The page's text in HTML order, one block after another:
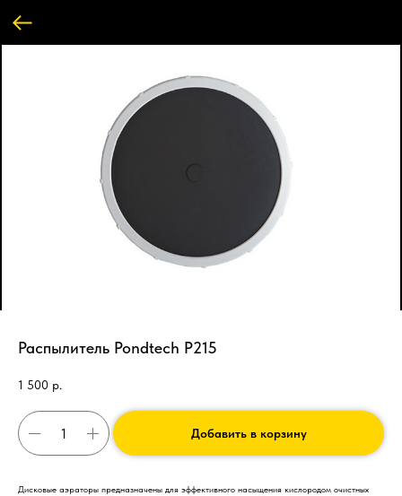
Распылитель Pondtech P215
1 500 р.
Добавить в корзину
Дисковые аэраторы предназначены для эффективного насыщения кислородом очистных